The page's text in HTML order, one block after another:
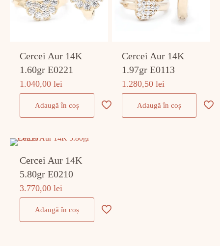
Cercei Aur 14K
1.60gr E0221
1.040,00lei
Adaugă în coș
Cercei Aur 14K
1.97gr E0113
1.280,50lei
Adaugă în coș
Cercei Aur 14K
5.80gr E0210
3.770,00lei
Adaugă în coș